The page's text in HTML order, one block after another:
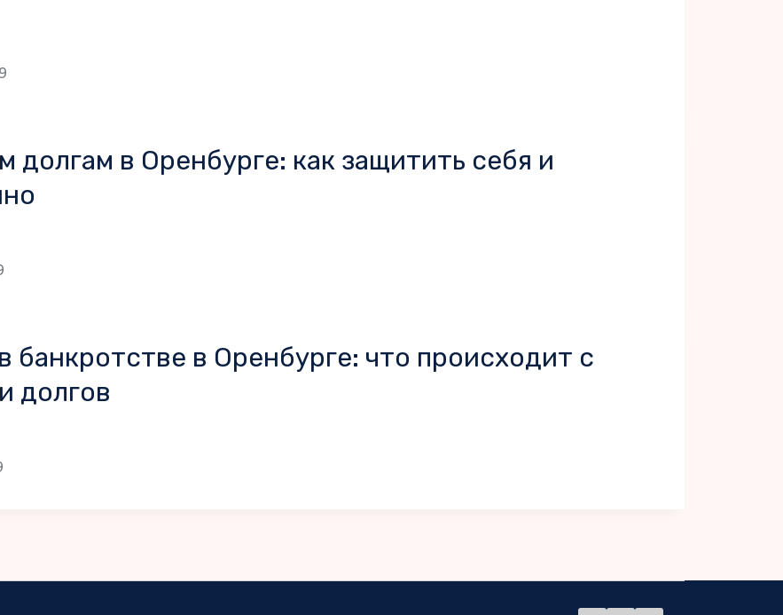
в Оренбурге: как защитить себя и
банкротстве в Оренбурге: что происходит с
долгов